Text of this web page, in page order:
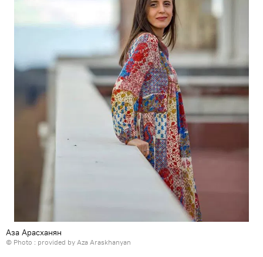
Аза Арасханян
© Photo : provided by Aza Araskhanyan